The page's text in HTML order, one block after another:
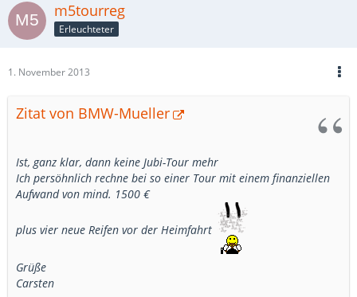
m5tourreg
Erleuchteter
1. November 2013
Zitat von BMW-Mueller
Ist, ganz klar, dann keine Jubi-Tour mehr
Ich persöhnlich rechne bei so einer Tour mit einem finanziellen
Aufwand von mind. 1500 €
plus vier neue Reifen vor der Heimfahrt
Grüße
Carsten